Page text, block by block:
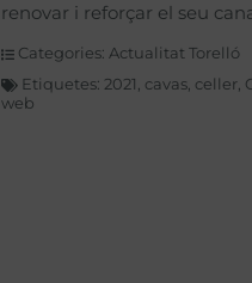
renovar i reforçar el seu
Categories: Actualitat Torelló
Etiquetes: 2021 cavas, celler,
web